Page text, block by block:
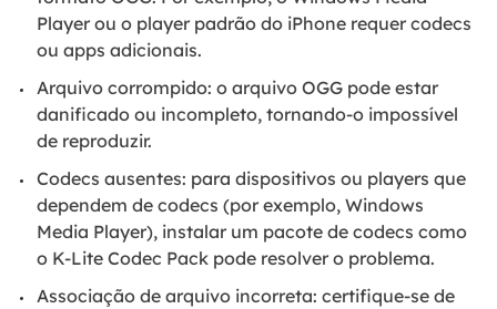
Player ou o player padrão do iPhone requer codecs
ou apps adicionais.
Arquivo corrompido: o arquivo OGG pode estar
danificado ou incompleto, tornando-o impossível
de reproduzir.
Codecs ausentes: para dispositivos ou players que
dependem de codecs (por exemplo, Windows
Media Player), instalar um pacote de codecs como
o K-Lite Codec Pack pode resolver o problema.
Associação de arquivo incorreta: certifique-se de